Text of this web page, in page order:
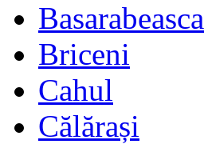
Basarabeasca
Briceni
Cahul
Călărași